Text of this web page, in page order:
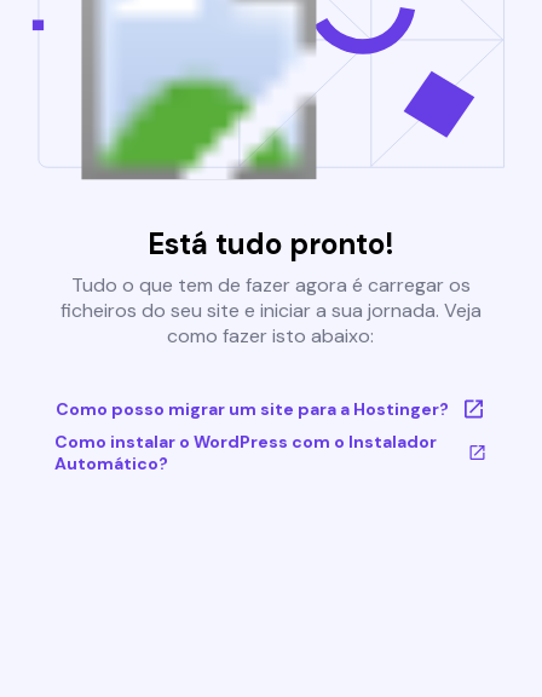
Está tudo pronto!
Tudo o que tem de fazer agora é carregar os
ficheiros do seu site e iniciar a sua jornada. Veja
como fazer isto abaixo:
Como posso migrar um site para a Hostinger?
Como instalar o WordPress com o Instalador
Automático?